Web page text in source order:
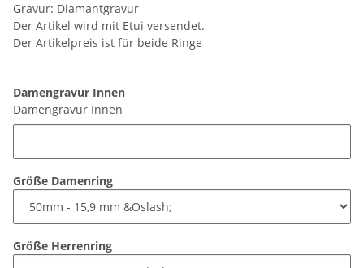
Gravur: Diamantgravur
Der Artikel wird mit Etui versendet.
Der Artikelpreis ist für beide Ringe
Damengravur Innen
Damengravur Innen
Größe Damenring
Größe Herrenring